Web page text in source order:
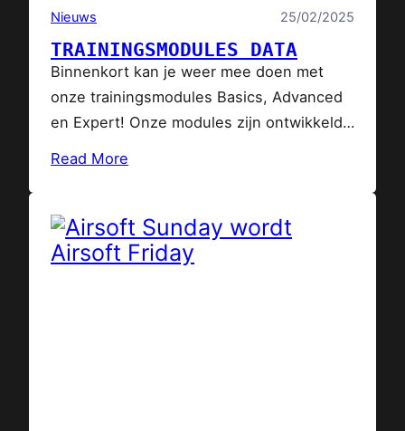
Nieuws 25/02/2025
TRAININGSMODULES DATA
Binnenkort kan je weer mee doen met
onze trainingsmodules Basics, Advanced
en Expert! Onze modules zijn ontwikkeld
Je volgt onze trainingsmodules met een
kleine groep in een ochtend of avond
Read More